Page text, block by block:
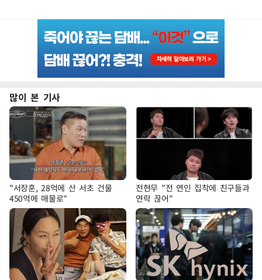
많이 본 기사
"서장훈, 28억에 산 서초 건물
450억에 매물로"
전현무 "전 연인 집착에 친구들과
연락 끊어"